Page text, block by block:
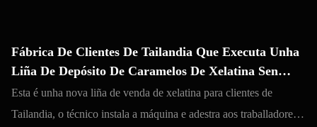
Fábrica De Clientes De Tailandia Que Executa Unha
Liña De Depósito De Caramelos De Xelatina Sen
Amidón Para Gominolas De Froita
Esta é unha nova liña de venda de xelatina para clientes de
Tailandia, o técnico instala a máquina e adestra aos traballadores